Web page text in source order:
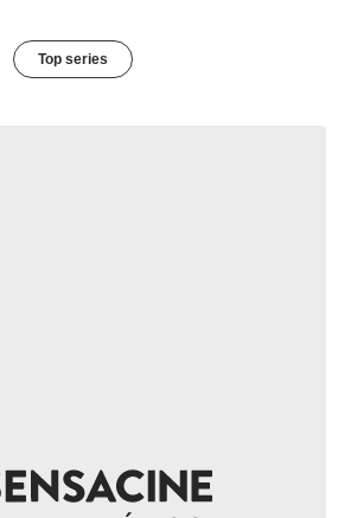
Top series